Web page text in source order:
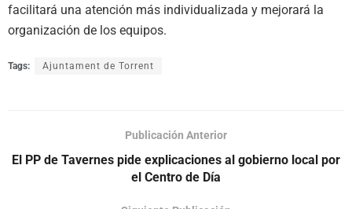
facilitará una atención más individualizada y mejorará la
organización de los equipos.
Tags: Ajuntament de Torrent
Publicación Anterior
El PP de Tavernes pide explicaciones al gobierno local por
el Centro de Día